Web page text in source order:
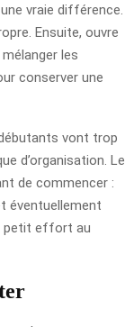
vraie différence.
Ensuite, ouvre
les
conserver une
vont trop
d’organisation. Le
de commencer :
éventuellement
petit effort au